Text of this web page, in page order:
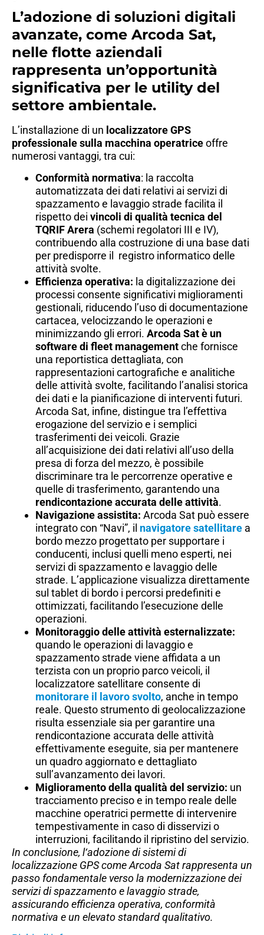
L’adozione di soluzioni digitali
avanzate, come Arcoda Sat,
nelle flotte aziendali
rappresenta un’opportunità
significativa per le utility del
settore ambientale.​
L’installazione di un localizzatore GPS
professionale sulla macchina operatriceoffre
numerosi vantaggi, tra cui:​
Conformità normativa: la raccolta
automatizzata dei dati relativi ai servizi di
spazzamento e lavaggio strade facilita il
rispetto dei vincoli di qualità tecnica del
TQRIF Arera (schemi regolatori III e IV),
contribuendo alla costruzione di una base dati
per predisporre il registro informatico delle
attività svolte.
Efficienza operativa: la digitalizzazione dei
processi consente significativi miglioramenti
gestionali, riducendo l’uso di documentazione
cartacea, velocizzando le operazioni e
minimizzando gli errori. Arcoda Sat è un
software di fleet managementche fornisce
una reportistica dettagliata, con
rappresentazioni cartografiche e analitiche
delle attività svolte, facilitando l’analisi storica
dei dati e la pianificazione di interventi futuri.
Arcoda Sat, infine, distingue tra l’effettiva
erogazione del servizio e i semplici
trasferimenti dei veicoli. Grazie
all’acquisizione dei dati relativi all’uso della
presa di forza del mezzo, è possibile
discriminare tra le percorrenze operative e
quelle di trasferimento, garantendo una
rendicontazione accurata delle attività.​​
Navigazione assistita: Arcoda Sat può essere
integrato con “Navi”, il navigatore satellitare a
bordo mezzo progettato per supportare i
conducenti, inclusi quelli meno esperti, nei
servizi di spazzamento e lavaggio delle
strade. L’applicazione visualizza direttamente
sul tablet di bordo i percorsi predefiniti e
ottimizzati, facilitando l’esecuzione delle
operazioni.
Monitoraggio delle attività esternalizzate:
quando le operazioni di lavaggio e
spazzamento strade viene affidata a un
terzista con un proprio parco veicoli, il
localizzatore satellitare consente di
monitorare il lavoro svolto, anche in tempo
reale. Questo strumento di geolocalizzazione
risulta essenziale sia per garantire una
rendicontazione accurata delle attività
effettivamente eseguite, sia per mantenere
un quadro aggiornato e dettagliato
sull’avanzamento dei lavori.
Miglioramento della qualità del servizio: un
tracciamento preciso e in tempo reale delle
macchine operatrici permette di intervenire
tempestivamente in caso di disservizi o
interruzioni, facilitando il ripristino del servizio.​
In conclusione, l‘adozione di sistemi di
localizzazione GPS come Arcoda Sat rappresenta un
passo fondamentale verso la modernizzazione dei
servizi di spazzamento e lavaggio strade,
assicurando efficienza operativa, conformità
normativa e un elevato standard qualitativo.